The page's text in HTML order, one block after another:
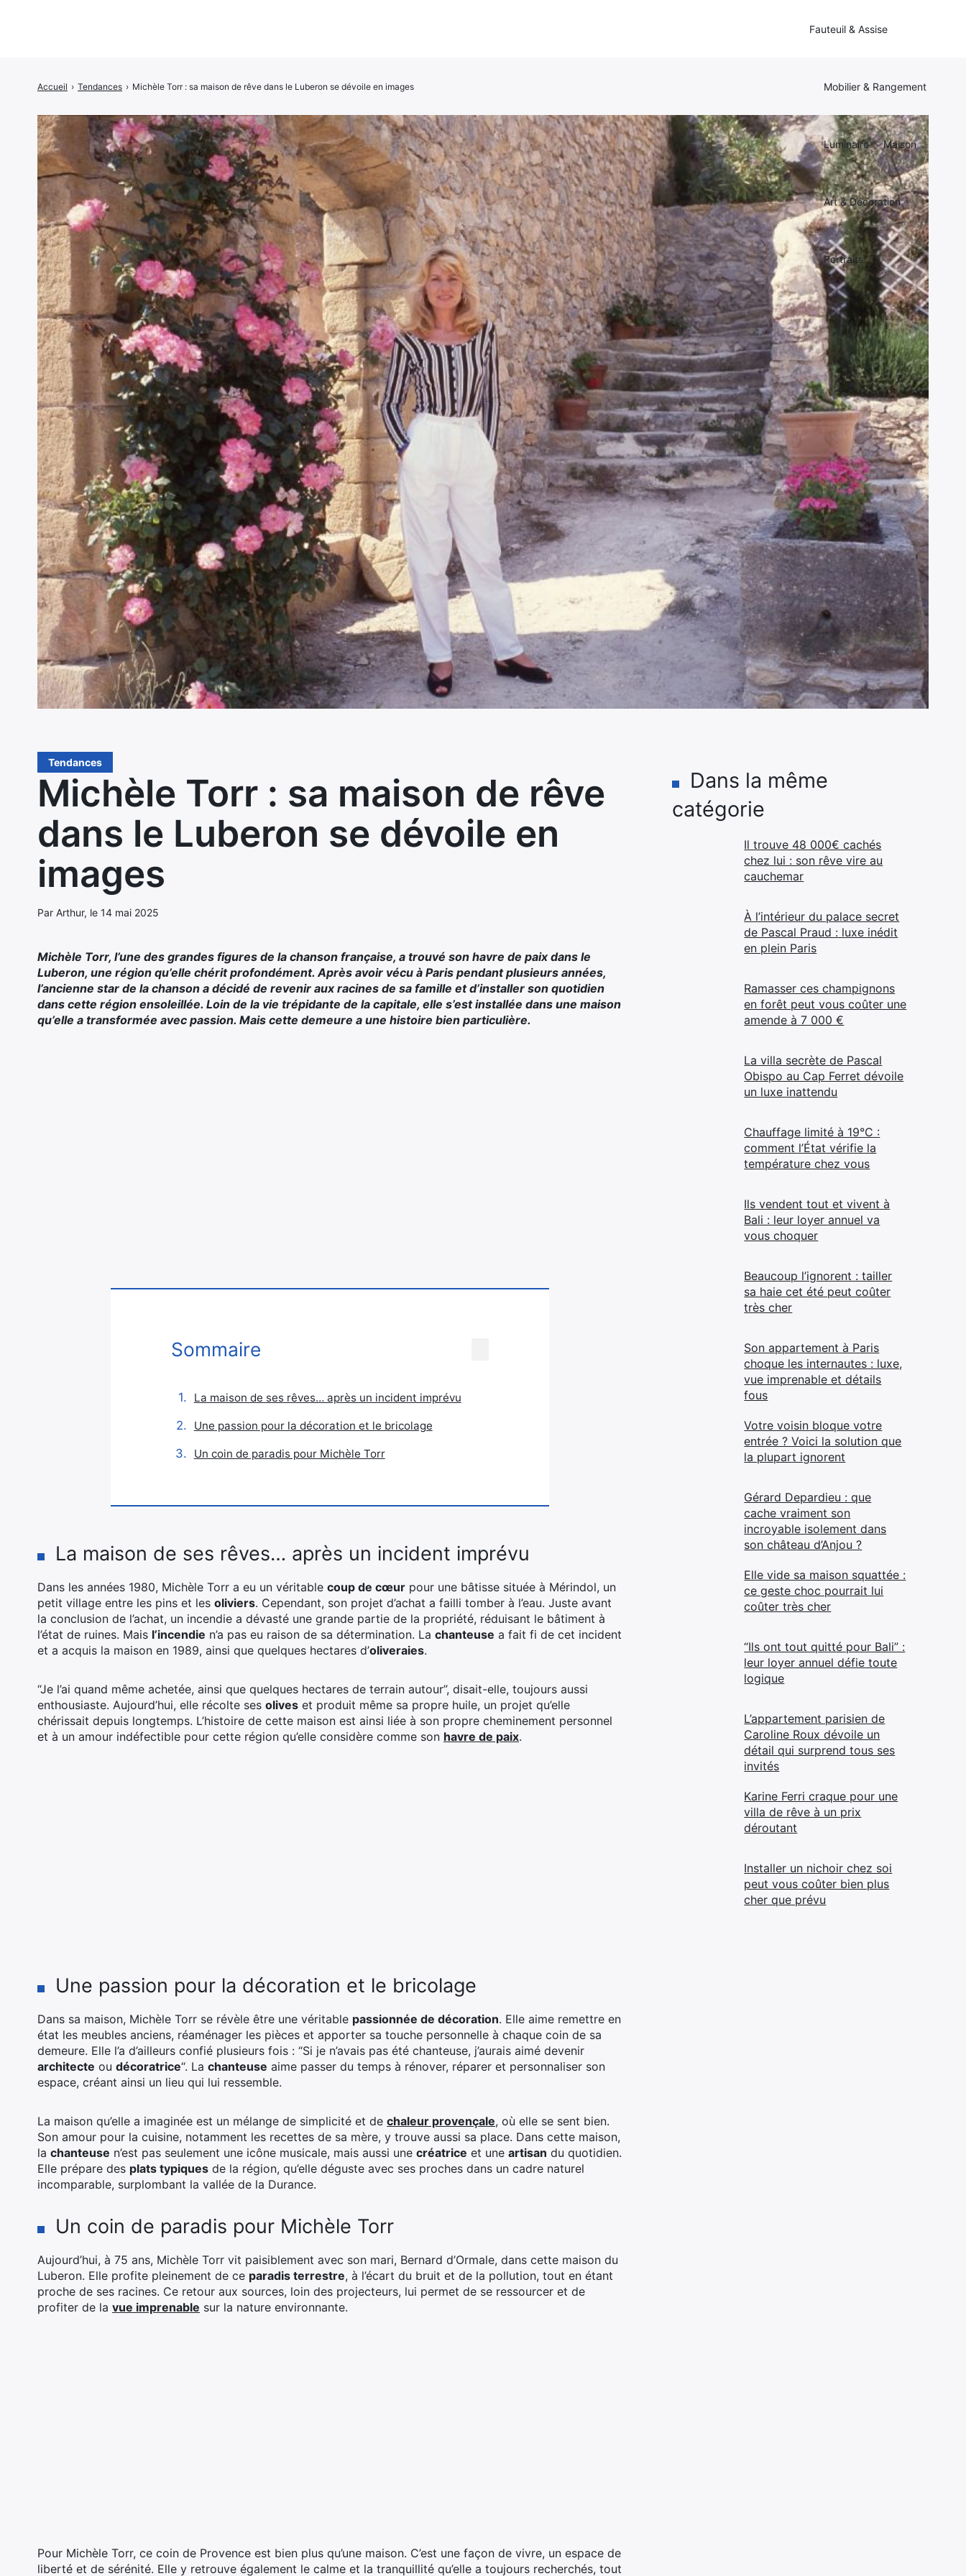
Accueil › Tendances › Michèle Torr : sa maison de rêve dans le Luberon se dévoile en images
Tendances
Michèle Torr : sa maison de rêve
dans le Luberon se dévoile en
images
Par Arthur, le 14 mai 2025
Michèle Torr, l’une des grandes figures de la chanson française, a trouvé son havre de paix dans le
Luberon, une région qu’elle chérit profondément. Après avoir vécu à Paris pendant plusieurs années,
l’ancienne star de la chanson a décidé de revenir aux racines de sa famille et d’installer son quotidien
dans cette région ensoleillée. Loin de la vie trépidante de la capitale, elle s’est installée dans une maison
qu’elle a transformée avec passion. Mais cette demeure a une histoire bien particulière.
Sommaire
La maison de ses rêves… après un incident imprévu
Une passion pour la décoration et le bricolage
Un coin de paradis pour Michèle Torr
La maison de ses rêves… après un incident imprévu
Dans les années 1980, Michèle Torr a eu un véritable coup de cœur pour une bâtisse située à Mérindol, un
petit village entre les pins et les oliviers. Cependant, son projet d’achat a failli tomber à l’eau. Juste avant
la conclusion de l’achat, un incendie a dévasté une grande partie de la propriété, réduisant le bâtiment à
l’état de ruines. Mais l’incendie n’a pas eu raison de sa détermination. La chanteuse a fait fi de cet incident
et a acquis la maison en 1989, ainsi que quelques hectares d’oliveraies.
“Je l’ai quand même achetée, ainsi que quelques hectares de terrain autour”, disait-elle, toujours aussi
enthousiaste. Aujourd’hui, elle récolte ses olives et produit même sa propre huile, un projet qu’elle
chérissait depuis longtemps. L’histoire de cette maison est ainsi liée à son propre cheminement personnel
et à un amour indéfectible pour cette région qu’elle considère comme son havre de paix.
Une passion pour la décoration et le bricolage
Dans sa maison, Michèle Torr se révèle être une véritable passionnée de décoration. Elle aime remettre en
état les meubles anciens, réaménager les pièces et apporter sa touche personnelle à chaque coin de sa
demeure. Elle l’a d’ailleurs confié plusieurs fois : “Si je n’avais pas été chanteuse, j’aurais aimé devenir
architecte ou décoratrice“. La chanteuse aime passer du temps à rénover, réparer et personnaliser son
espace, créant ainsi un lieu qui lui ressemble.
La maison qu’elle a imaginée est un mélange de simplicité et de chaleur provençale, où elle se sent bien.
Son amour pour la cuisine, notamment les recettes de sa mère, y trouve aussi sa place. Dans cette maison,
la chanteuse n’est pas seulement une icône musicale, mais aussi une créatrice et une artisan du quotidien.
Elle prépare des plats typiques de la région, qu’elle déguste avec ses proches dans un cadre naturel
incomparable, surplombant la vallée de la Durance.
Un coin de paradis pour Michèle Torr
Aujourd’hui, à 75 ans, Michèle Torr vit paisiblement avec son mari, Bernard d’Ormale, dans cette maison du
Luberon. Elle profite pleinement de ce paradis terrestre, à l’écart du bruit et de la pollution, tout en étant
proche de ses racines. Ce retour aux sources, loin des projecteurs, lui permet de se ressourcer et de
profiter de la vue imprenable sur la nature environnante.
Pour Michèle Torr, ce coin de Provence est bien plus qu’une maison. C’est une façon de vivre, un espace de
liberté et de sérénité. Elle y retrouve également le calme et la tranquillité qu’elle a toujours recherchés, tout
Dans la même
catégorie
Il trouve 48 000€ cachés
chez lui : son rêve vire au
cauchemar
À l’intérieur du palace secret
de Pascal Praud : luxe inédit
en plein Paris
Ramasser ces champignons
en forêt peut vous coûter une
amende à 7 000 €
La villa secrète de Pascal
Obispo au Cap Ferret dévoile
un luxe inattendu
Chauffage limité à 19°C :
comment l’État vérifie la
température chez vous
Ils vendent tout et vivent à
Bali : leur loyer annuel va
vous choquer
Beaucoup l’ignorent : tailler
sa haie cet été peut coûter
très cher
Son appartement à Paris
choque les internautes : luxe,
vue imprenable et détails
fous
Votre voisin bloque votre
entrée ? Voici la solution que
la plupart ignorent
Gérard Depardieu : que
cache vraiment son
incroyable isolement dans
son château d’Anjou ?
Elle vide sa maison squattée :
ce geste choc pourrait lui
coûter très cher
“Ils ont tout quitté pour Bali” :
leur loyer annuel défie toute
logique
L’appartement parisien de
Caroline Roux dévoile un
détail qui surprend tous ses
invités
Karine Ferri craque pour une
villa de rêve à un prix
déroutant
Installer un nichoir chez soi
peut vous coûter bien plus
cher que prévu
Fauteuil & Assise
Mobilier & Rangement
Luminaire Maison
Art & Décoration
Portraits